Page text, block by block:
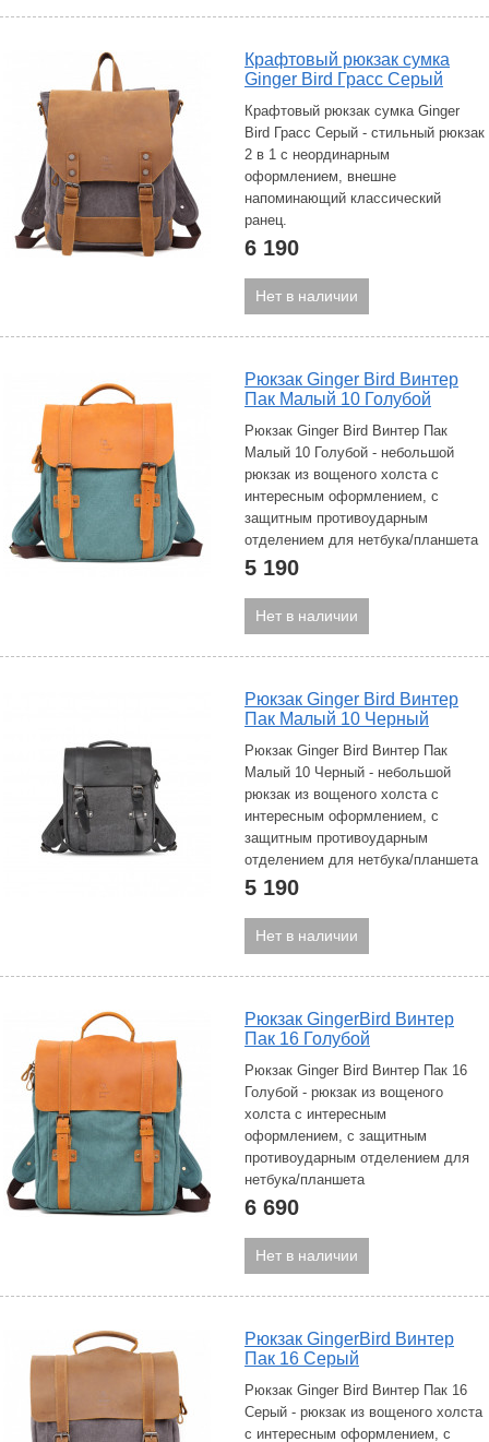
Крафтовый рюкзак сумка
Ginger Bird Грасс Серый
Крафтовый рюкзак сумка Ginger
Bird Грасс Серый - стильный рюкзак
2 в 1 с неординарным
оформлением, внешне
напоминающий классический
ранец.
6 190
Нет в наличии
Рюкзак Ginger Bird Винтер
Пак Малый 10 Голубой
Рюкзак Ginger Bird Винтер Пак
Малый 10 Голубой - небольшой
рюкзак из вощеного холста с
интересным оформлением, с
защитным противоударным
отделением для нетбука/планшета
5 190
Нет в наличии
Рюкзак Ginger Bird Винтер
Пак Малый 10 Черный
Рюкзак Ginger Bird Винтер Пак
Малый 10 Черный - небольшой
рюкзак из вощеного холста с
интересным оформлением, с
защитным противоударным
отделением для нетбука/планшета
5 190
Нет в наличии
Рюкзак GingerBird Винтер
Пак 16 Голубой
Рюкзак Ginger Bird Винтер Пак 16
Голубой - рюкзак из вощеного
холста с интересным
оформлением, с защитным
противоударным отделением для
нетбука/планшета
6 690
Нет в наличии
Рюкзак GingerBird Винтер
Пак 16 Серый
Рюкзак Ginger Bird Винтер Пак 16
Серый - рюкзак из вощеного холста
с интересным оформлением, с